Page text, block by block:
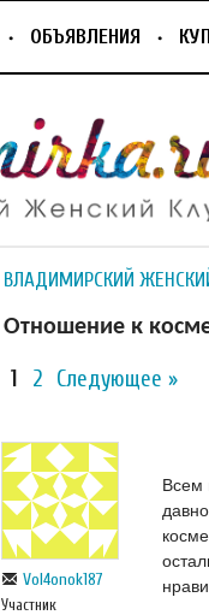
ОБЪЯВЛЕНИЯ
ВЛАДИМИРСКИЙ
Отношение к
1 2 Следующее »
Vol4onok187
Участник
Всем